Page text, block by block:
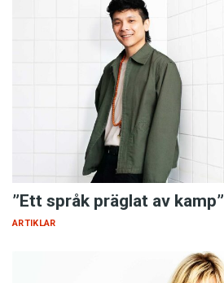
”Ett språk präglat av kamp”
ARTIKLAR